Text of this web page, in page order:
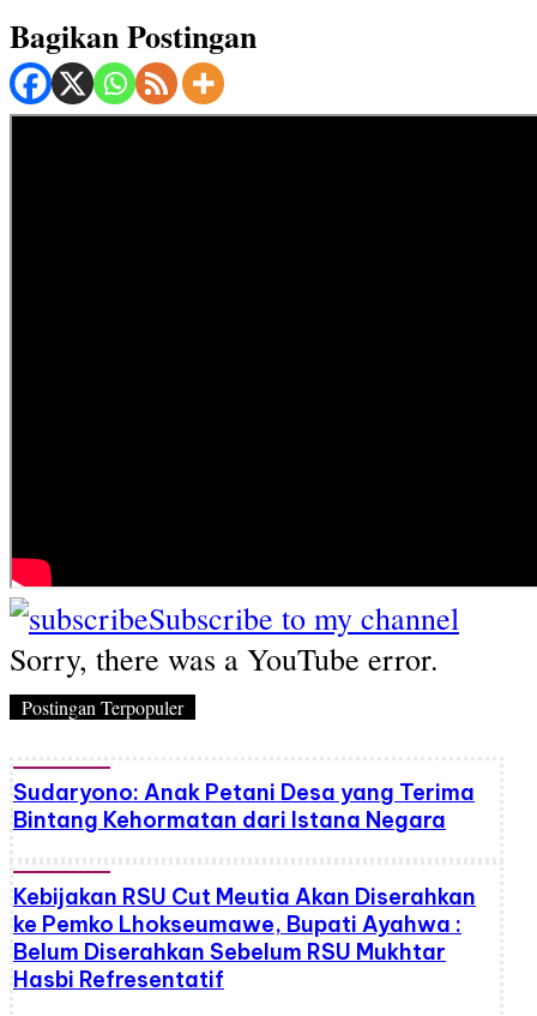
Bagikan Postingan
Subscribe to my channel
Sorry, there was a YouTube error.
Postingan Terpopuler
Sudaryono: Anak Petani Desa yang Terima
Bintang Kehormatan dari Istana Negara
Kebijakan RSU Cut Meutia Akan Diserahkan
ke Pemko Lhokseumawe, Bupati Ayahwa :
Belum Diserahkan Sebelum RSU Mukhtar
Hasbi Refresentatif